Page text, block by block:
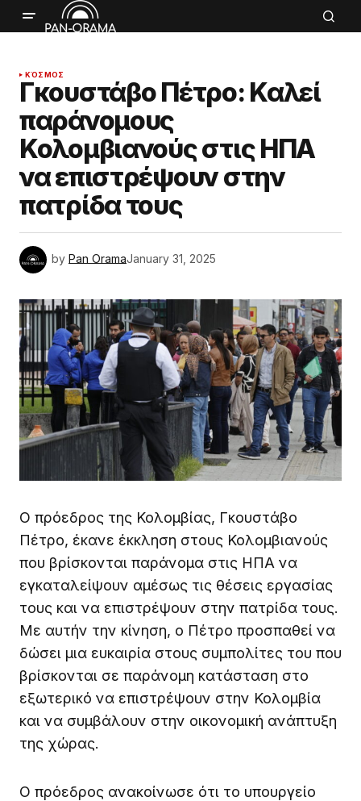
ΚΌΣΜΟΣ
Γκουστάβο Πέτρο: Καλεί
παράνομους
Κολομβιανούς στις ΗΠΑ
να επιστρέψουν στην
πατρίδα τους
by Pan OramaJanuary 31, 2025
Ο πρόεδρος της Κολομβίας, Γκουστάβο
Πέτρο, έκανε έκκληση στους Κολομβιανούς
που βρίσκονται παράνομα στις ΗΠΑ να
εγκαταλείψουν αμέσως τις θέσεις εργασίας
τους και να επιστρέψουν στην πατρίδα τους.
Με αυτήν την κίνηση, ο Πέτρο προσπαθεί να
δώσει μια ευκαιρία στους συμπολίτες του που
βρίσκονται σε παράνομη κατάσταση στο
εξωτερικό να επιστρέψουν στην Κολομβία
και να συμβάλουν στην οικονομική ανάπτυξη
της χώρας.
Ο πρόεδρος ανακοίνωσε ότι το υπουργείο